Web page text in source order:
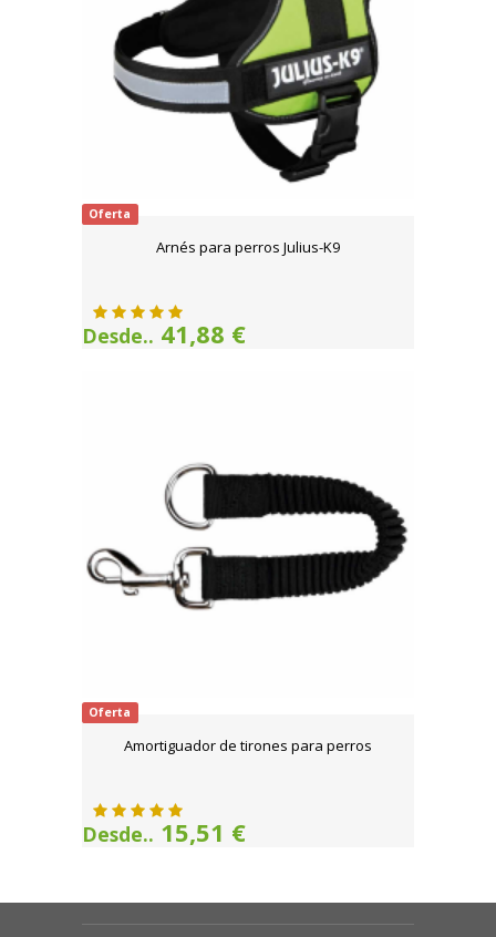
Oferta
Arnés para perros Julius-K9
Desde.. 41,88 €
Oferta
Amortiguador de tirones para perros
Desde.. 15,51 €